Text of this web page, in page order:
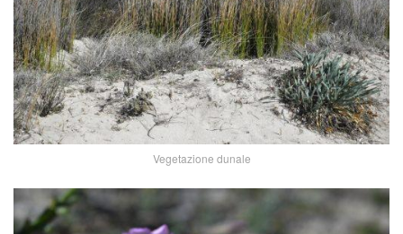
Vegetazione dunale